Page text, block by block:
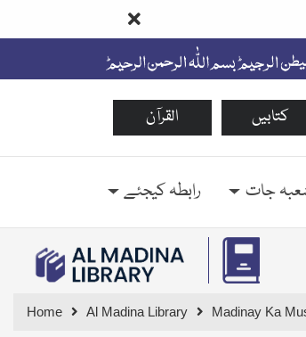
القرآن کتابیں
جات رابطہ کیجئے
Home Al Madina Library Madinay Ka